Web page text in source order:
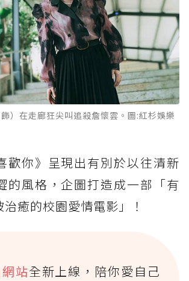
）在走廊狂尖叫追殺詹懷雲。圖:紅杉娛樂
歡你》呈現出有別於以往清新
的風格，企圖打造成一部「有
癒的校園愛情電影」！
站全新上線，陪你愛自己